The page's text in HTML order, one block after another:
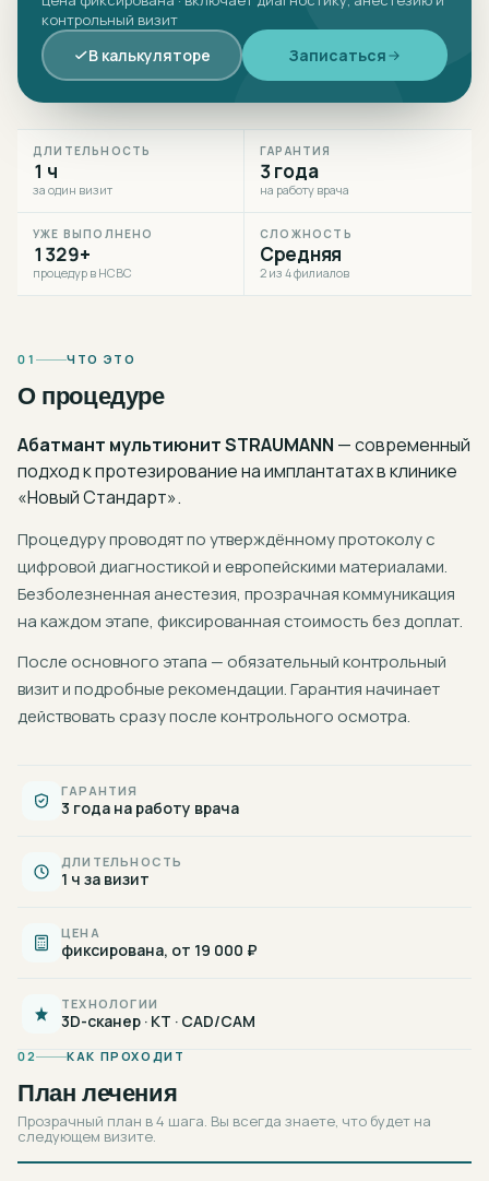
контрольный визит
В калькуляторе Записаться
ДЛИТЕЛЬНОСТЬ
1 ч
за один визит
ГАРАНТИЯ
3 года
на работу врача
УЖЕ ВЫПОЛНЕНО
1329+
процедур в НСВС
СЛОЖНОСТЬ
Средняя
2 из 4 филиалов
01 ЧТО ЭТО
О процедуре
Абатмант мультиюнит STRAUMANN — современный
подход кпротезирование на имплантатахв клинике
«Новый Стандарт».
Процедуру проводят по утверждённому протоколу с
цифровой диагностикой и европейскими материалами.
Безболезненная анестезия, прозрачная коммуникация
на каждом этапе, фиксированная стоимость без доплат.
После основного этапа — обязательный контрольный
визит и подробные рекомендации. Гарантия начинает
действовать сразу после контрольного осмотра.
ГАРАНТИЯ
3 года на работу врача
ДЛИТЕЛЬНОСТЬ
1 ч за визит
ЦЕНА
фиксирована, от 19 000 ₽
ТЕХНОЛОГИИ
3D-сканер · КТ · CAD/CAM
02 КАК ПРОХОДИТ
План лечения
Прозрачный план в 4 шага. Вы всегда знаете, что будет на
следующем визите.